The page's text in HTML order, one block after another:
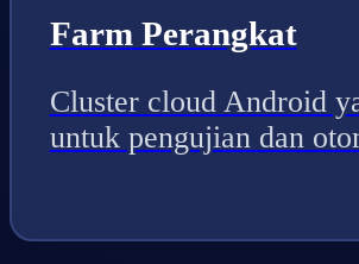
Farm Perangkat
Cluster cloud Android
untuk pengujian dan